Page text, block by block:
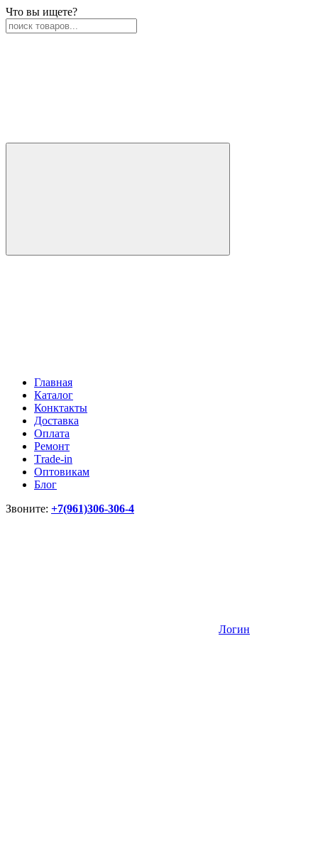
Что вы ищете?
Главная
Каталог
Конктакты
Доставка
Оплата
Ремонт
Тrade-in
Оптовикам
Блог
Звоните: +7(961)306-306-4
Логин